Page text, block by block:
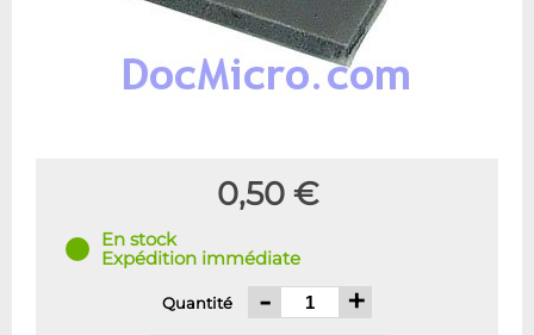
0,50 €
En stock
Expédition immédiate
Quantité - +